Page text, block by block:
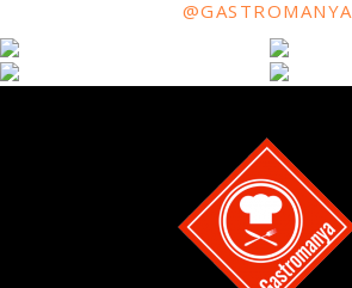
@GASTROMANYA